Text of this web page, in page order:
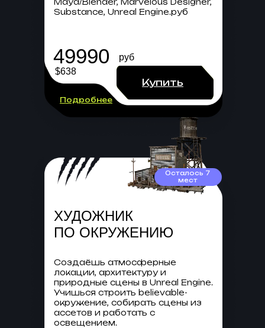
Осталось 7
мест
Создаёшь атмосферные
локации, архитектуру и
природные сцены в Unreal Engine.
Учишься строить believable-
окружение, собирать сцены из
ассетов и работать с
освещением.
ХУДОЖНИК
ПО ОКРУЖЕНИЮ
Подробнее
Купить
Substance, Unreal Engine.руб
руб
$638
49990